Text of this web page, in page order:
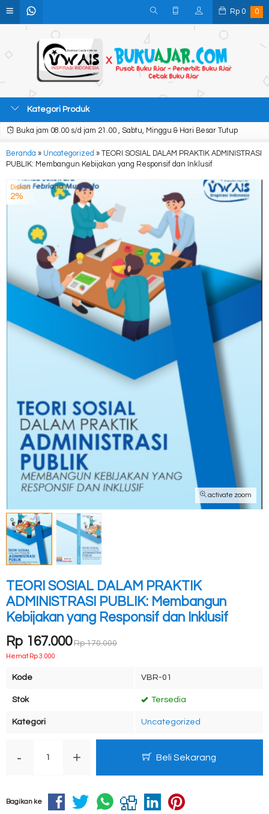
Rp 0 0
Kategori Produk
Buka jam 08.00 s/d jam 21.00 , Sabtu, Minggu & Hari Besar Tutup
Beranda » Uncategorized » TEORI SOSIAL DALAM PRAKTIK ADMINISTRASI
PUBLIK: Membangun Kebijakan yang Responsif dan Inklusif
activate zoom
Diskon
2%
TEORI SOSIAL DALAM PRAKTIK
ADMINISTRASI PUBLIK: Membangun
Kebijakan yang Responsif dan Inklusif
Rp 167.000 Rp 170.000
Hemat Rp 3.000
Kode VBR-01
Stok Tersedia
Kategori Uncategorized
- + Beli Sekarang
Bagikan ke